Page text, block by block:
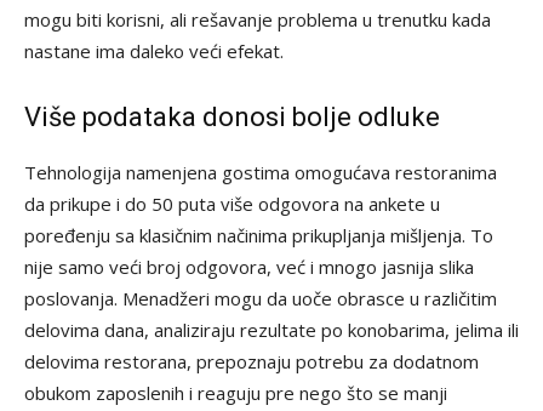
mogu biti korisni, ali rešavanje problema u trenutku kada
nastane ima daleko veći efekat.
Više podataka donosi bolje odluke
Tehnologija namenjena gostima omogućava restoranima
da prikupe i do 50 puta više odgovora na ankete u
poređenju sa klasičnim načinima prikupljanja mišljenja. To
nije samo veći broj odgovora, već i mnogo jasnija slika
poslovanja. Menadžeri mogu da uoče obrasce u različitim
delovima dana, analiziraju rezultate po konobarima, jelima ili
delovima restorana, prepoznaju potrebu za dodatnom
obukom zaposlenih i reaguju pre nego što se manji